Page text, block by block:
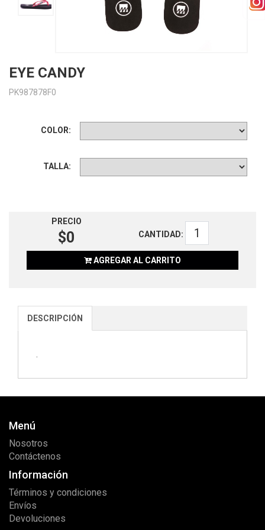
EYE CANDY
PK987878F0
COLOR:
TALLA:
PRECIO
$0 CANTIDAD:
AGREGAR AL CARRITO
DESCRIPCIÓN
Menú
Nosotros
Contáctenos
Información
Términos y condiciones
Envíos
Devoluciones